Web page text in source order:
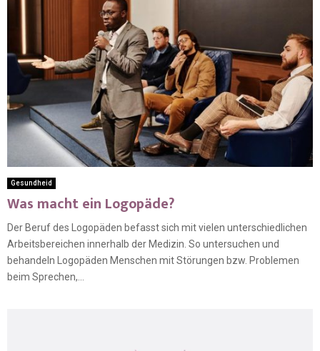
Gesundheid
Was macht ein Logopäde?
Der Beruf des Logopäden befasst sich mit vielen unterschiedlichen
Arbeitsbereichen innerhalb der Medizin. So untersuchen und
behandeln Logopäden Menschen mit Störungen bzw. Problemen
beim Sprechen,...